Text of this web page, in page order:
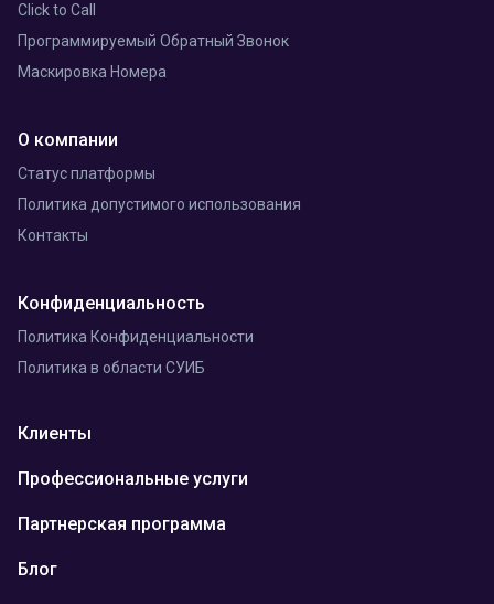
Click to Call
Программируемый Обратный Звонок
Маскировка Номера
Клиенты
Профессиональные услуги
Партнерская программа
Блог
О компании
Статус платформы
Политика допустимого использования
Контакты
Конфиденциальность
Политика Конфиденциальности
Политика в области СУИБ